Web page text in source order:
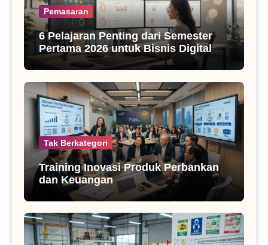
Pemasaran
6 Pelajaran Penting dari Semester
Pertama 2026 untuk Bisnis Digital
Tak Berkategori
Training Inovasi Produk Perbankan
dan Keuangan